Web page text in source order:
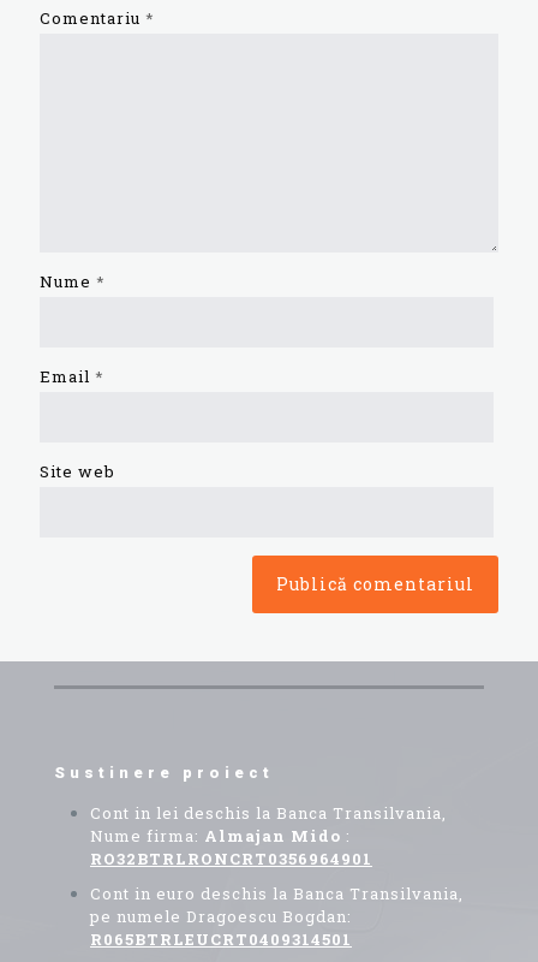
Comentariu *
Nume *
Email *
Site web
Sustinere proiect
Cont in lei deschis la Banca Transilvania,
Nume firma: Almajan Mido :
RO32BTRLRONCRT0356964901
Cont in euro deschis la Banca Transilvania,
pe numele Dragoescu Bogdan:
R065BTRLEUCRT0409314501